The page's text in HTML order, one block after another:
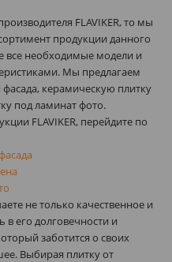
FLAVIKER, то мы
продукции данного
все необходимые модели и
Мы предлагаем
керамическую плитку
под ламинат фото.
FLAVIKER, перейдите по
не только качественное и
в его долговечности и
заботится о своих
Выбирая плитку от